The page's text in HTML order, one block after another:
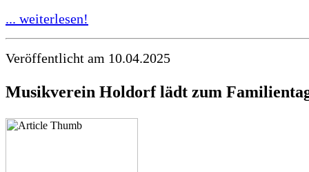
... weiterlesen!
Veröffentlicht am 10.04.2025
Musikverein Holdorf lädt zum